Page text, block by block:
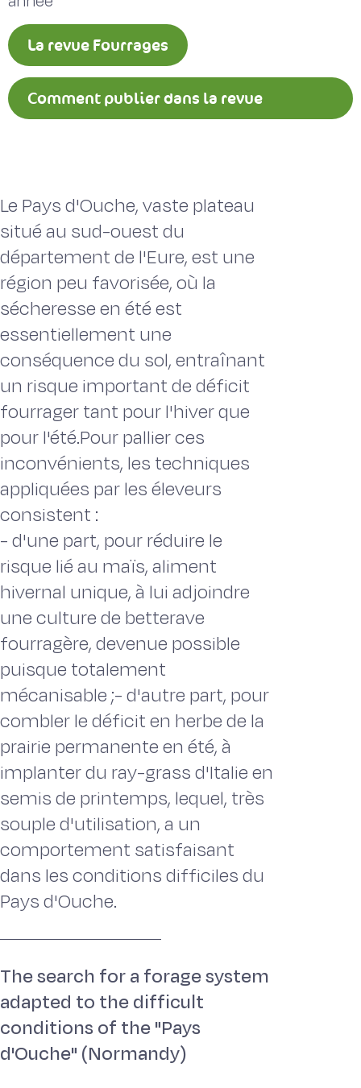
La revue Fourrages
Comment publier dans la revue
Le Pays d'Ouche, vaste plateau
situé au sud-ouest du
département de l'Eure, est une
région peu favorisée, où la
sécheresse en été est
essentiellement une
conséquence du sol, entraînant
un risque important de déficit
fourrager tant pour l'hiver que
pour l'été.Pour pallier ces
inconvénients, les techniques
appliquées par les éleveurs
consistent :
- d'une part, pour réduire le
risque lié au maïs, aliment
hivernal unique, à lui adjoindre
une culture de betterave
fourragère, devenue possible
puisque totalement
mécanisable ;- d'autre part, pour
combler le déficit en herbe de la
prairie permanente en été, à
implanter du ray-grass d'Italie en
semis de printemps, lequel, très
souple d'utilisation, a un
comportement satisfaisant
dans les conditions difficiles du
Pays d'Ouche.
The search for a forage system
adapted to the difficult
conditions of the "Pays
d'Ouche" (Normandy)